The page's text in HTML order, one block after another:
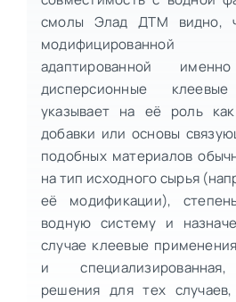
смолы Элад ДТМ видно,
адаптированной
дисперсионные
указывает на её роль
добавки или основы
подобных материалов
на тип исходного сырья
её модификации),
водную систему и
случае клеевые
и
решения для тех случаев,